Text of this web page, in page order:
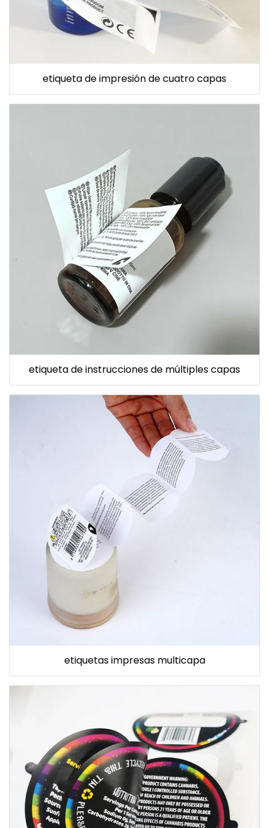
etiqueta de impresión de cuatro capas
etiqueta de instrucciones de múltiples capas
etiquetas impresas multicapa